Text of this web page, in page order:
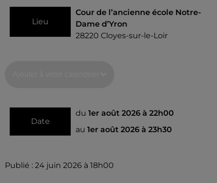
Lieu
Cour de l’ancienne école Notre-
Dame d’Yron
28220 Cloyes-sur-le-Loir
Date
du 1er août 2026 à 22h00
au 1er août 2026 à 23h30
Publié : 24 juin 2026 à 18h00